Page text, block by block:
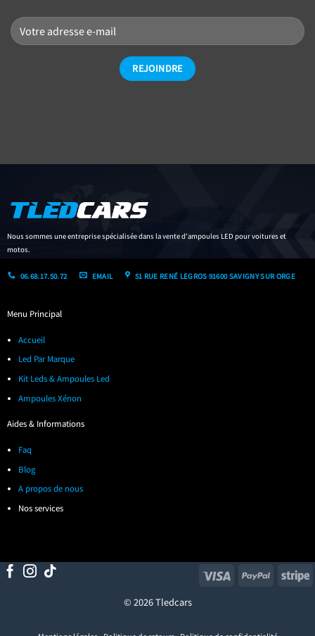
Nous sommes une entreprise spécialisée dans la vente d'ampoules LED pour voitures et
motos.
06.68.17.50.72 EMAIL 51 RUE RENÉ LEGROS 91600 SAVIGNY SUR ORGE
Menu Principal
Accueil
Led Par Marque
Kit Leds & Ampoules Led
Ampoules Xénon
Aides & Informations
Faq
Blog
A propos de nous
Nos services
© 2026 Tledcars
Visa PayPal